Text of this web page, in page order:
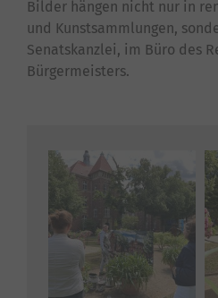
Bilder hängen nicht nur in
und Kunstsammlungen,
Senatskanzlei, im Büro des
Bürgermeisters.